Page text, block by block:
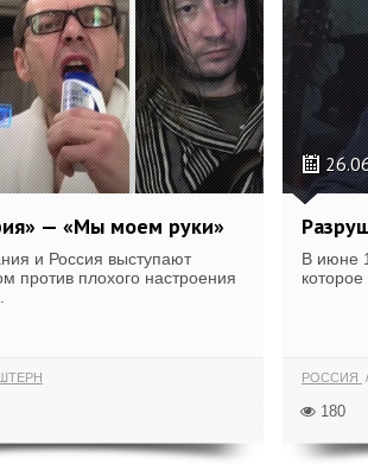
— «Мы моем руки»
и Россия выступают
против плохого настроения
В июне
РОССИЯ
180